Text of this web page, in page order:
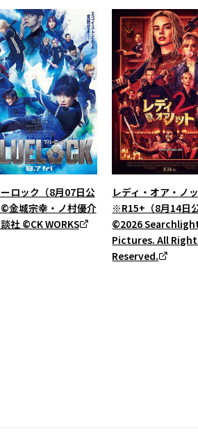
ロック（8月07日公
金城宗幸・ノ村優介
社 ©CK WORKS
レディ・オア・ノ
※R15+（8月14日公
©2026
Pictures. All
Reserved.